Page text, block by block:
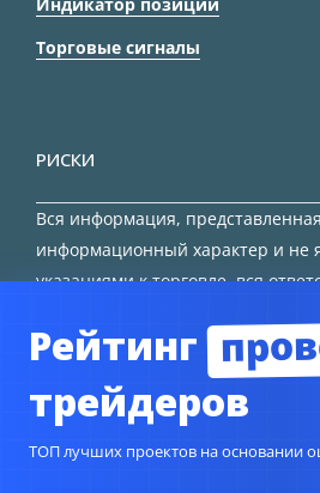
Торговые сигналы
РИСКИ
Вся информация,
информационный характер и не
указаниями к торговле, вся
Рейтинг
трейдеров
ТОП лучших проектов на основании